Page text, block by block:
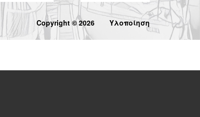
Copyright © 2026 Υλοποίηση